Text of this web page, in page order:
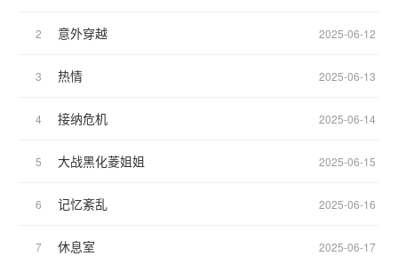
2 意外穿越 2025-06-12
3 热情 2025-06-13
4 接纳危机 2025-06-14
5 大战黑化菱姐姐 2025-06-15
6 记忆紊乱 2025-06-16
7 休息室 2025-06-17